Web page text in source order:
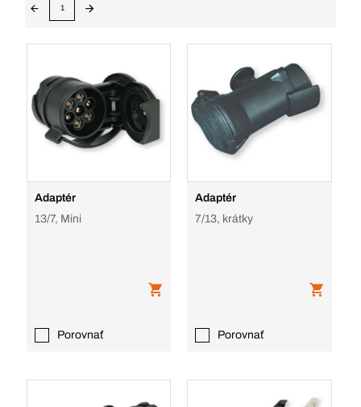
1
Adaptér
13/7, Mini
Porovnať
Adaptér
7/13, krátky
Porovnať